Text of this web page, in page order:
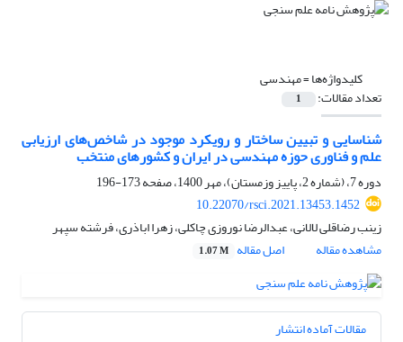
کلیدواژه‌ها =مهندسی
تعداد مقالات: 1
شناسایی و تبیین ساختار و رویکرد موجود در شاخص‌های ارزیابی
علم و فناوری حوزه مهندسی در ایران و کشورهای منتخب
دوره 7، (شماره 2، پاییز وزمستان)، مهر 1400، صفحه
173-196
10.22070/rsci.2021.13453.1452
زینب رضاقلی لالانی، عبدالرضا نوروزی چاکلی، زهرا اباذری، فرشته سپهر
مشاهده مقاله
اصل مقاله 1.07 M
مقالات آماده انتشار